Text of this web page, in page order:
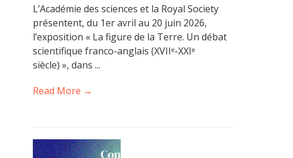
L’Académie des sciences et la Royal Society
présentent, du 1er avril au 20 juin 2026,
l’exposition « La figure de la Terre. Un débat
scientifique franco-anglais (XVIIᵉ-XXIᵉ
siècle) », dans ...
Read More →